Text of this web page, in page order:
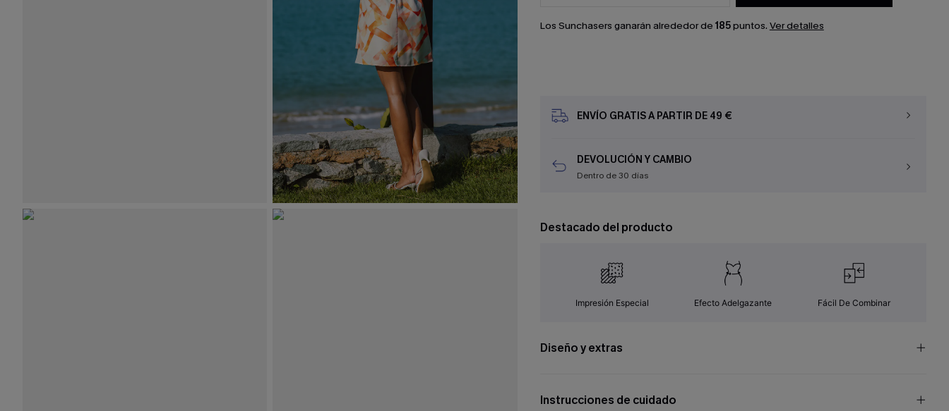
Los Sunchasers ganarán alrededor de 185puntos. Ver detalles
ENVÍO GRATIS A PARTIR DE 49 €
DEVOLUCIÓN Y CAMBIO
Dentro de 30 días
Destacado del producto
Impresión Especial Efecto Adelgazante Fácil De Combinar
Diseño y extras
Instrucciones de cuidado